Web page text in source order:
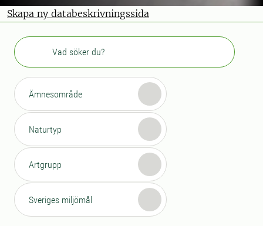
Skapa ny databeskrivningssida
Sök
Ämnesområde
Naturtyp
Artgrupp
Sveriges miljömål